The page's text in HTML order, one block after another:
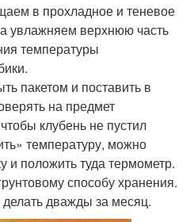
в прохладное и теневое
увлажняем верхнюю часть
температуры
пакетом и поставить в
на предмет
клубень не пустил
температуру, можно
и положить туда термометр.
способу хранения.
дважды за месяц.